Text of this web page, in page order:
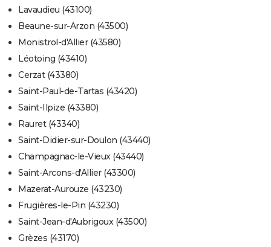
Lavaudieu (43100)
Beaune-sur-Arzon (43500)
Monistrol-d'Allier (43580)
Léotoing (43410)
Cerzat (43380)
Saint-Paul-de-Tartas (43420)
Saint-Ilpize (43380)
Rauret (43340)
Saint-Didier-sur-Doulon (43440)
Champagnac-le-Vieux (43440)
Saint-Arcons-d'Allier (43300)
Mazerat-Aurouze (43230)
Frugières-le-Pin (43230)
Saint-Jean-d'Aubrigoux (43500)
Grèzes (43170)